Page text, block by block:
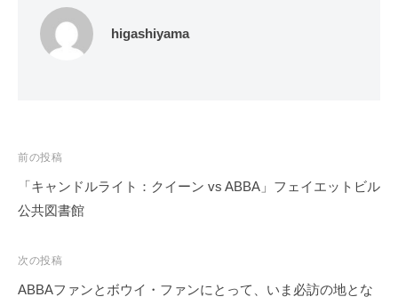
higashiyama
投
稿
ナ
ゲ
ー
前の投稿
「キャンドルライト：クイーン vs ABBA」フェイエットビル
公共図書館
次の投稿
ABBAファンとボウイ・ファンにとって、いま必訪の地とな